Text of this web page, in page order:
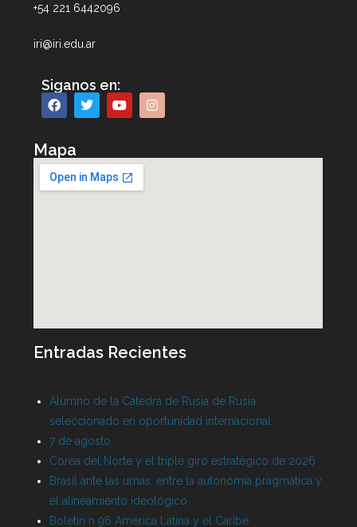
+54 221 6442096
iri@iri.edu.ar
Siganos en:
Mapa
Entradas Recientes
Alumno de la Cátedra de Rusia de Rusia
seleccionado en oportunidad internacional
7 de agosto
Corea del Norte y el triple giro estratégico de 2026
Brasil ante las urnas: entre la autonomía pragmática y
el alineamiento ideológico
Boletín n 96 América Latina y el Caribe